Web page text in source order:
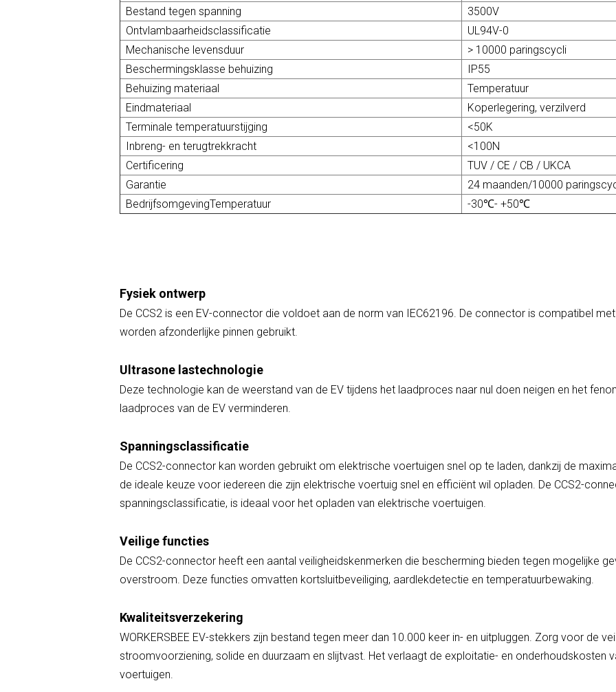
Bestand tegen spanning
3500V
Ontvlambaarheidsclassificatie
UL94V-0
Mechanische levensduur
> 10000 paringscycli
Beschermingsklasse behuizing
IP55
Behuizing materiaal
Temperatuur
Eindmateriaal
Koperlegering, verzilverd
Terminale temperatuurstijging
<50K
Inbreng- en terugtrekkracht
<100N
Certificering
TUV / CE / CB / UKCA
Garantie
24 maanden/10000
BedrijfsomgevingTemperatuur
-30℃- +50℃
Fysiek ontwerp
De CCS2 is een EV-connector die voldoet aan de norm van IEC62196. De connector is compatibel
worden afzonderlijke pinnen gebruikt.
Ultrasone lastechnologie
Deze technologie kan de weerstand van de EV tijdens het laadproces naar nul doen neigen en het
laadproces van de EV verminderen.
Spanningsclassificatie
De CCS2-connector kan worden gebruikt om elektrische voertuigen snel op te laden, dankzij de
de ideale keuze voor iedereen die zijn elektrische voertuig snel en efficiënt wil opladen. De CCS2-
spanningsclassificatie, is ideaal voor het opladen van elektrische voertuigen.
Veilige functies
De CCS2-connector heeft een aantal veiligheidskenmerken die bescherming bieden tegen mogelijke
overstroom. Deze functies omvatten kortsluitbeveiliging, aardlekdetectie en temperatuurbewaking.
Kwaliteitsverzekering
WORKERSBEE EV-stekkers zijn bestand tegen meer dan 10.000 keer in- en uitpluggen. Zorg voor de
stroomvoorziening, solide en duurzaam en slijtvast. Het verlaagt de exploitatie- en onderhoudskosten
voertuigen.